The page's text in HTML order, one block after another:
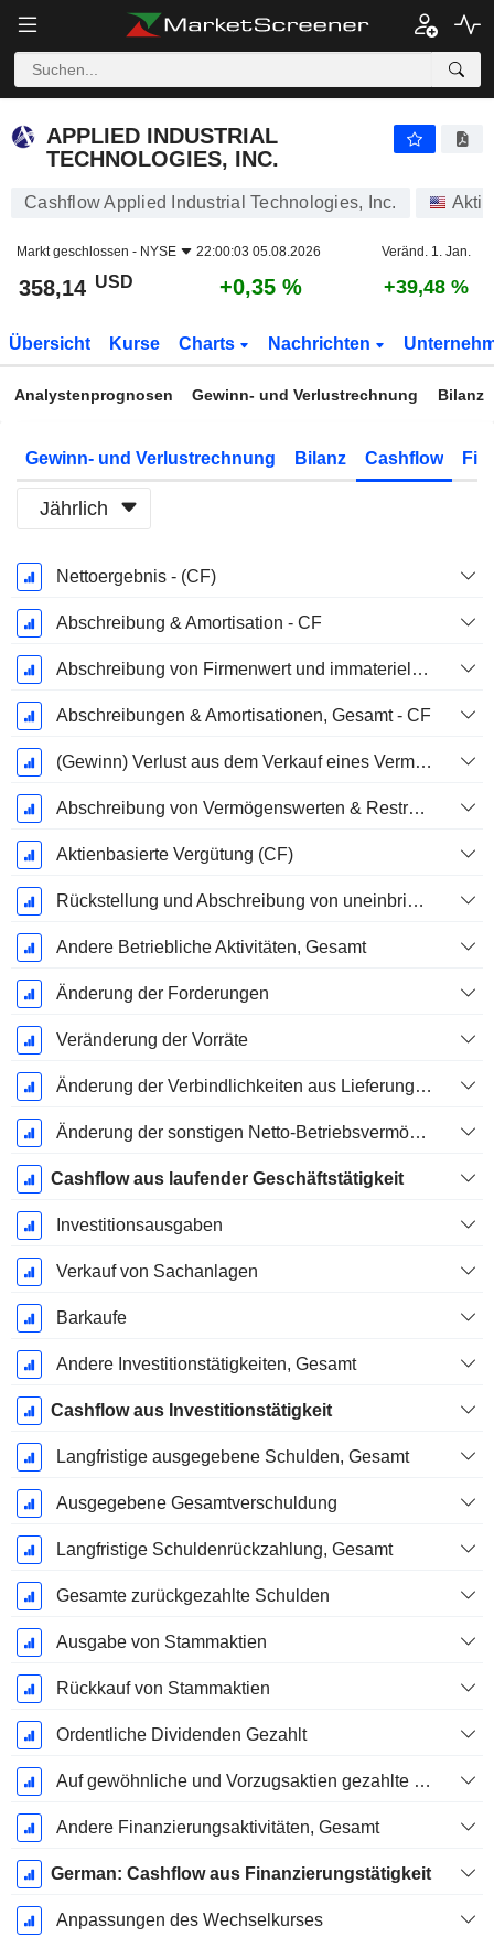
APPLIED INDUSTRIAL
TECHNOLOGIES, INC.
Cashflow Applied Industrial Technologies, Inc.
Markt geschlossen - NYSE 22:00:03 05.08.2026 Veränd. 1. Jan.
358,14 USD +0,35 % +39,48 %
Übersicht Kurse Charts Nachrichten
Analystenprognosen Gewinn- und Verlustrechnung Bilanz
Gewinn- und Verlustrechnung Bilanz Cashflow
Jährlich
Ende d.
Geschäftsjahres:
Juni
Nettoergebnis - (CF)
Abschreibung & Amortisation - CF
Abschreibung von Firmenwert und immateriellen Vermögenswerten - (CF) - (Modellspezifisch)
Abschreibungen & Amortisationen, Gesamt - CF
(Gewinn) Verlust aus dem Verkauf eines Vermögenswerts
Abschreibung von Vermögenswerten & Restrukturierungskosten
Aktienbasierte Vergütung (CF)
Rückstellung und Abschreibung von uneinbringlichen Forderungen
Andere Betriebliche Aktivitäten, Gesamt
Änderung der Forderungen
Veränderung der Vorräte
Änderung der Verbindlichkeiten aus Lieferungen und Leistungen
Änderung der sonstigen Netto-Betriebsvermögen
Cashflow aus laufender Geschäftstätigkeit
Investitionsausgaben
Verkauf von Sachanlagen
Barkaufe
Andere Investitionstätigkeiten, Gesamt
Cashflow aus Investitionstätigkeit
Langfristige ausgegebene Schulden, Gesamt
Ausgegebene Gesamtverschuldung
Langfristige Schuldenrückzahlung, Gesamt
Gesamte zurückgezahlte Schulden
Ausgabe von Stammaktien
Rückkauf von Stammaktien
Ordentliche Dividenden Gezahlt
Auf gewöhnliche und Vorzugsaktien gezahlte Dividenden
Andere Finanzierungsaktivitäten, Gesamt
German: Cashflow aus Finanzierungstätigkeit
Anpassungen des Wechselkurses